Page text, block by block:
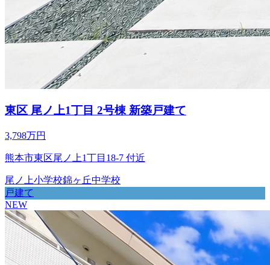
東区 尾ノ上1丁目 2号棟 新築戸建て
3,798万円
熊本市東区尾ノ上1丁目18-7 付近
尾ノ上小学校錦ヶ丘中学校
戸建て
NEW